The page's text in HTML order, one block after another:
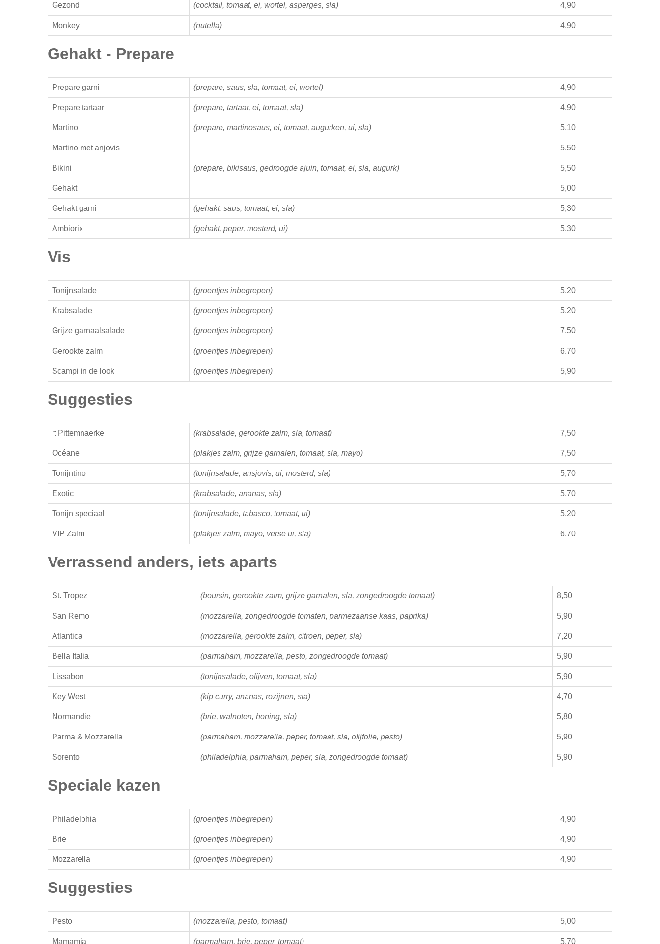
Gezond (cocktail, tomaat, ei, wortel, asperges, sla) 4,90
Monkey (nutella) 4,90
Gehakt - Prepare
Prepare garni (prepare, saus, sla, tomaat, ei, wortel) 4,90
Prepare tartaar (prepare, tartaar, ei, tomaat, sla) 4,90
Martino (prepare, martinosaus, ei, tomaat, augurken, ui, sla) 5,10
Martino met anjovis 5,50
Bikini (prepare, bikisaus, gedroogde ajuin, tomaat, ei, sla, augurk) 5,50
Gehakt 5,00
Gehakt garni (gehakt, saus, tomaat, ei, sla) 5,30
Ambiorix (gehakt, peper, mosterd, ui) 5,30
Vis
Tonijnsalade (groentjes inbegrepen) 5,20
Krabsalade (groentjes inbegrepen) 5,20
Grijze garnaalsalade (groentjes inbegrepen) 7,50
Gerookte zalm (groentjes inbegrepen) 6,70
Scampi in de look (groentjes inbegrepen) 5,90
Suggesties
‘t Pittemnaerke (krabsalade, gerookte zalm, sla, tomaat) 7,50
Océane (plakjes zalm, grijze garnalen, tomaat, sla, mayo) 7,50
Tonijntino (tonijnsalade, ansjovis, ui, mosterd, sla) 5,70
Exotic (krabsalade, ananas, sla) 5,70
Tonijn speciaal (tonijnsalade, tabasco, tomaat, ui) 5,20
VIP Zalm (plakjes zalm, mayo, verse ui, sla) 6,70
Verrassend anders, iets aparts
St. Tropez (boursin, gerookte zalm, grijze garnalen, sla, zongedroogde tomaat) 8,50
San Remo (mozzarella, zongedroogde tomaten, parmezaanse kaas, paprika) 5,90
Atlantica (mozzarella, gerookte zalm, citroen, peper, sla) 7,20
Bella Italia (parmaham, mozzarella, pesto, zongedroogde tomaat) 5,90
Lissabon (tonijnsalade, olijven, tomaat, sla) 5,90
Key West (kip curry, ananas, rozijnen, sla) 4,70
Normandie (brie, walnoten, honing, sla) 5,80
Parma & Mozzarella (parmaham, mozzarella, peper, tomaat, sla, olijfolie, pesto) 5,90
Sorento (philadelphia, parmaham, peper, sla, zongedroogde tomaat) 5,90
Speciale kazen
Philadelphia (groentjes inbegrepen) 4,90
Brie (groentjes inbegrepen) 4,90
Mozzarella (groentjes inbegrepen) 4,90
Suggesties
Pesto (mozzarella, pesto, tomaat) 5,00
Mamamia (parmaham, brie, peper, tomaat) 5,70